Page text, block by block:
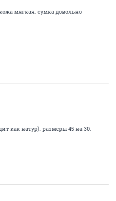
мягкая. сумка довольно
как натур). размеры 45 на 30.